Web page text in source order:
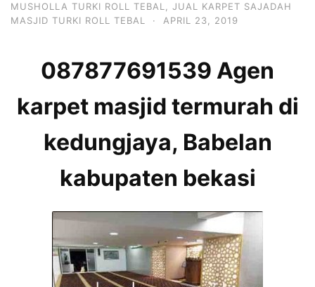
MUSHOLLA TURKI ROLL TEBAL
JUAL KARPET SAJADAH
MASJID TURKI ROLL TEBAL
· APRIL 23, 2019
087877691539 Agen
karpet masjid termurah di
kedungjaya, Babelan
kabupaten bekasi